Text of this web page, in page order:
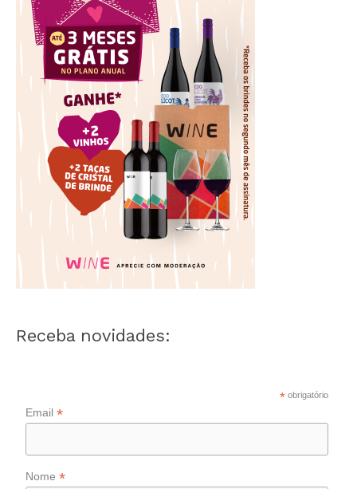
Receba novidades:
* obrigatório
Email*
Nome*